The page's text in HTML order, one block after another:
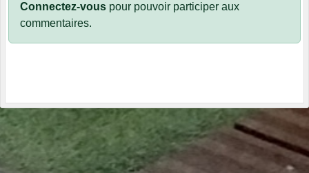
Connectez-vous pour pouvoir participer aux
commentaires.